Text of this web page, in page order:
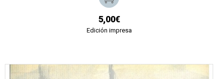
5,00€
Edición impresa